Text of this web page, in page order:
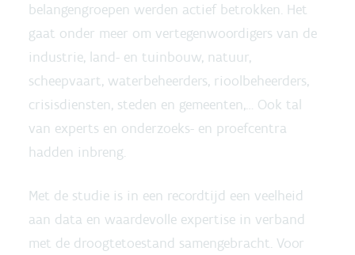
belangengroepen werden actief betrokken. Het
gaat onder meer om vertegenwoordigers van de
industrie, land- en tuinbouw, natuur,
scheepvaart, waterbeheerders, rioolbeheerders,
crisisdiensten, steden en gemeenten,… Ook tal
van experts en onderzoeks- en proefcentra
hadden inbreng.
Met de studie is in een recordtijd een veelheid
aan data en waardevolle expertise in verband
met de droogtetoestand samengebracht. Voor